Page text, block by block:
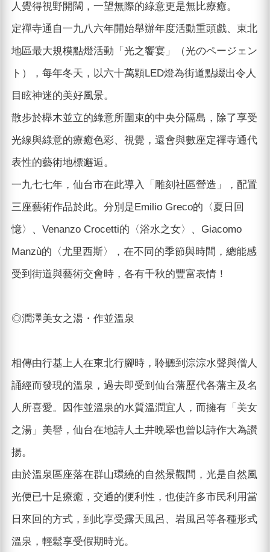
人覺得視野開闊，一望無際的綠意更是無比療癒。
定禪寺通自一九八六年開始舉辦年度活動重頭戲、東北
地區最大規模點燈活動「光之饗宴」（光のページェン
ト），每年冬天，以六十萬顆LED燈為街道點綴出令人
目眩神迷的美好風景。
散步於櫸木並立的綠意所圍束的中央分隔島，除了享受
光線與綠意的療癒色彩、視覺，還會與數座定禪寺通代
表性的藝術地標邂逅。
一九七七年，仙台市在此導入「雕刻社區營造」，配置
三座藝術作品於此。分別是Emilio Greco的〈夏日回
憶〉、Venanzo Crocetti的〈浴水之女〉、Giacomo
Manzù的〈尤里西斯〉，在不同的季節與時間，總能感
受到街道與藝術交會時，各有千秋的豐富表情！
◎潤澤美女之湯・作並溫泉
相傳由行基上人在東北行腳時，聆聽到淙淙水聲與僧人
誦經而發現的溫泉，過去即受到仙台藩歷代各藩主及名
人所喜愛。因作並溫泉的水質溫潤宜人，而擁有「美女
之湯」美譽，仙台在地詩人土井晩翠也曾以詩作大為讚
揚。
由於溫泉區座落在群山環繞的自然景觀間，光是自然風
光便已十足療癒，交通的便利性，也使許多市民利用當
日來回的方式，到此享受露天風呂、岩風呂等各種形式
溫泉，輕鬆享受假期時光。